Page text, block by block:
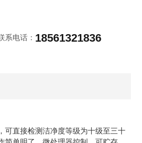
系电话： 18561321836
可直接检测洁净度等级为十级至三十